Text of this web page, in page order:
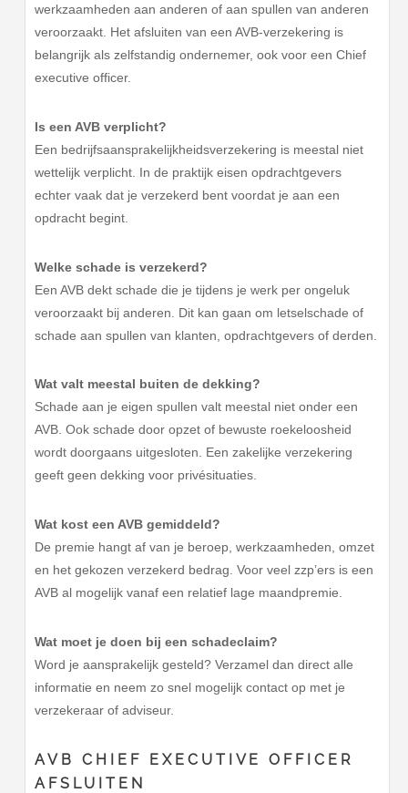
werkzaamheden aan anderen of aan spullen van anderen
veroorzaakt. Het afsluiten van een AVB-verzekering is
belangrijk als zelfstandig ondernemer, ook voor een Chief
executive officer.
Is een AVB verplicht?
Een bedrijfsaansprakelijkheidsverzekering is meestal niet
wettelijk verplicht. In de praktijk eisen opdrachtgevers
echter vaak dat je verzekerd bent voordat je aan een
opdracht begint.
Welke schade is verzekerd?
Een AVB dekt schade die je tijdens je werk per ongeluk
veroorzaakt bij anderen. Dit kan gaan om letselschade of
schade aan spullen van klanten, opdrachtgevers of derden.
Wat valt meestal buiten de dekking?
Schade aan je eigen spullen valt meestal niet onder een
AVB. Ook schade door opzet of bewuste roekeloosheid
wordt doorgaans uitgesloten. Een zakelijke verzekering
geeft geen dekking voor privésituaties.
Wat kost een AVB gemiddeld?
De premie hangt af van je beroep, werkzaamheden, omzet
en het gekozen verzekerd bedrag. Voor veel zzp’ers is een
AVB al mogelijk vanaf een relatief lage maandpremie.
Wat moet je doen bij een schadeclaim?
Word je aansprakelijk gesteld? Verzamel dan direct alle
informatie en neem zo snel mogelijk contact op met je
verzekeraar of adviseur.
AVB CHIEF EXECUTIVE OFFICER
AFSLUITEN